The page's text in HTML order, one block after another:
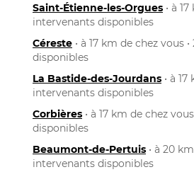
Saint-Étienne-les-Orgues • à
intervenants disponibles
Céreste • à 17 km de chez vous
disponibles
La Bastide-des-Jourdans • à
intervenants disponibles
Corbières • à 17 km de chez
disponibles
Beaumont-de-Pertuis • à 20
intervenants disponibles